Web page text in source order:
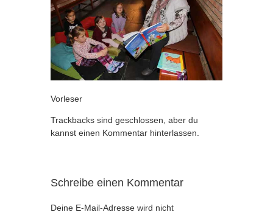
Vorleser
Trackbacks sind geschlossen, aber du
kannst einen Kommentar hinterlassen
Schreibe einen Kommentar
Deine E-Mail-Adresse wird nicht